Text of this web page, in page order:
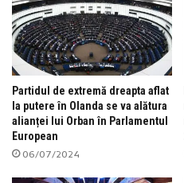
Partidul de extremă dreapta aflat
la putere în Olanda se va alătura
alianței lui Orban în Parlamentul
European
06/07/2024